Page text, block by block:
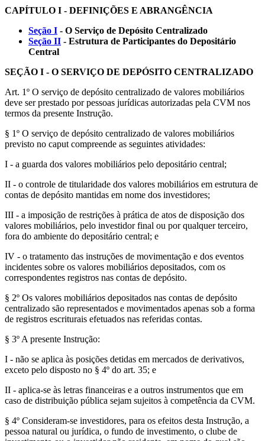
CAPÍTULO I - DEFINIÇÕES E ABRANGÊNCIA
Seção I - O Serviço de Depósito Centralizado
Seção II - Estrutura de Participantes do Depositário
Central
SEÇÃO I - O SERVIÇO DE DEPÓSITO CENTRALIZADO
Art. 1º O serviço de depósito centralizado de valores mobiliários
deve ser prestado por pessoas jurídicas autorizadas pela CVM nos
termos da presente Instrução.
§ 1º O serviço de depósito centralizado de valores mobiliários
previsto no caput compreende as seguintes atividades:
I - a guarda dos valores mobiliários pelo depositário central;
II - o controle de titularidade dos valores mobiliários em estrutura de
contas de depósito mantidas em nome dos investidores;
III - a imposição de restrições à prática de atos de disposição dos
valores mobiliários, pelo investidor final ou por qualquer terceiro,
fora do ambiente do depositário central; e
IV - o tratamento das instruções de movimentação e dos eventos
incidentes sobre os valores mobiliários depositados, com os
correspondentes registros nas contas de depósito.
§ 2º Os valores mobiliários depositados nas contas de depósito
centralizado são representados e movimentados apenas sob a forma
de registros escriturais efetuados nas referidas contas.
§ 3º A presente Instrução:
I - não se aplica às posições detidas em mercados de derivativos,
exceto pelo disposto no § 4º do art. 35; e
II - aplica-se às letras financeiras e a outros instrumentos que em
caso de distribuição pública sejam sujeitos à competência da CVM.
§ 4º Consideram-se investidores, para os efeitos desta Instrução, a
pessoa natural ou jurídica, o fundo de investimento, o clube de